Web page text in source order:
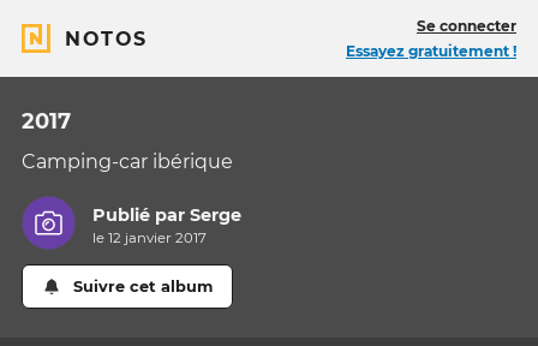
NOTOS
Se connecter
Essayez gratuitement !
2017
Camping-car ibérique
Publié parSerge
le 12 janvier 2017
Suivre cet album